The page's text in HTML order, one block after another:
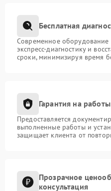
Бесплатная
Современное оборудование
экспресс-диагностику и
сроки, минимизируя время
Гарантия на
Предоставляется
выполненные работы и
защищает клиента от
Прозрачное
консультация